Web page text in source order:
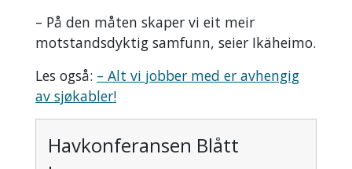
– På den måten skaper vi eit meir
motstandsdyktig samfunn, seier Ikäheimo.
Les også: – Alt vi jobber med er avhengig
av sjøkabler!
Havkonferansen Blått